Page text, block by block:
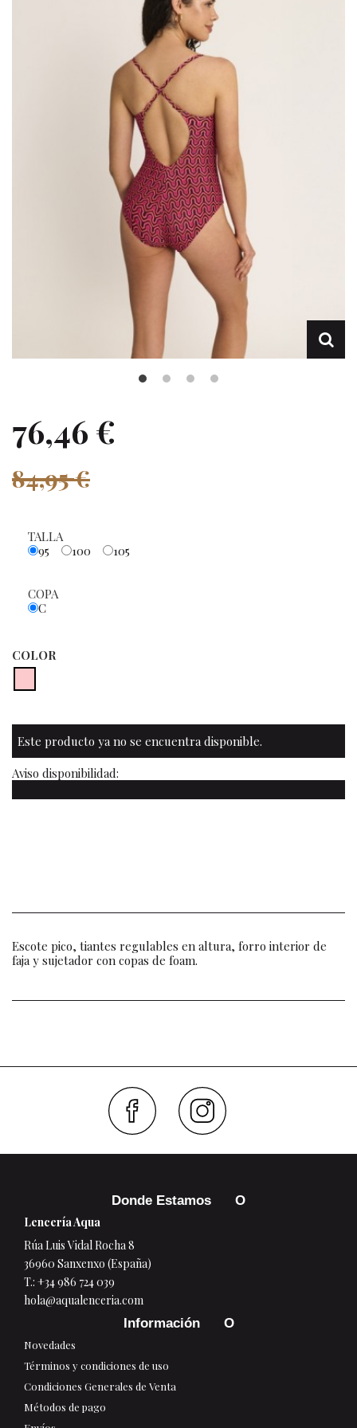
Lencería
Prendas moldeadoras
Hombre
Ortopedia
Outlet
76,46 €
84,95 €
TALLA
95
100 105
COPA
C
COLOR
Este producto ya no se encuentra disponible.
Aviso disponibilidad:
Escote pico, tiantes regulables en altura, forro interior de
faja y sujetador con copas de foam.
Donde Estamos
Lencería Aqua
Rúa Luis Vidal Rocha 8
36960 Sanxenxo (España)
T.: +34 986 724 039
hola@aqualenceria.com
Información
Novedades
Términos y condiciones de uso
Condiciones Generales de Venta
Métodos de pago